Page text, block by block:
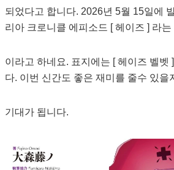
되었다고 합니다. 2026년 5월 15일에
리아 크로니클 에피소드 [ 헤이즈 ] 라는
이라고 하네요. 표지에는 [ 헤이즈 벨벳
다. 이번 신간도 좋은 재미를 줄수 있을
기대가 됩니다.